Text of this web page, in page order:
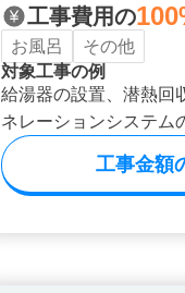
工事費用の
お風呂
その他
対象工事の例
給湯器の設置、潜熱回
ネレーションシステム
工事金額